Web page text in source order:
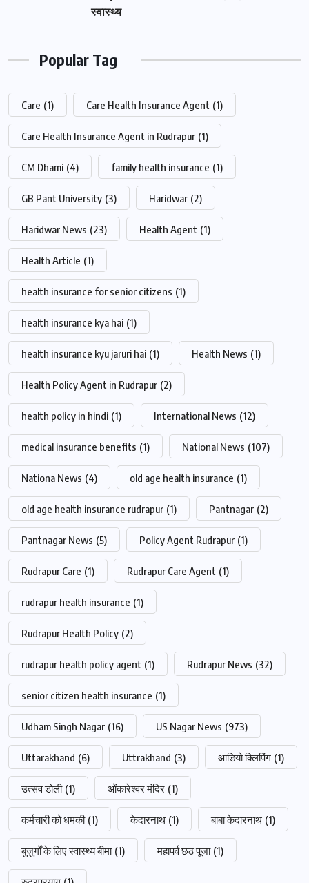
स्वास्थ्य
Popular Tag
Care (1) Care Health Insurance Agent (1)
Care Health Insurance Agent in Rudrapur (1)
CM Dhami (4) family health insurance (1)
GB Pant University (3) Haridwar (2)
Haridwar News (23) Health Agent (1)
Health Article (1)
health insurance for senior citizens (1)
health insurance kya hai (1)
health insurance kyu jaruri hai (1) Health News (1)
Health Policy Agent in Rudrapur (2)
health policy in hindi (1) International News (12)
medical insurance benefits (1) National News (107)
Nationa News (4) old age health insurance (1)
old age health insurance rudrapur (1) Pantnagar (2)
Pantnagar News (5) Policy Agent Rudrapur (1)
Rudrapur Care (1) Rudrapur Care Agent (1)
rudrapur health insurance (1)
Rudrapur Health Policy (2)
rudrapur health policy agent (1) Rudrapur News (32)
senior citizen health insurance (1)
Udham Singh Nagar (16) US Nagar News (973)
Uttarakhand (6) Uttrakhand (3) आडियो क्लिपिंग (1)
उत्सव डोली (1) ओंकारेश्वर मंदिर (1)
कर्मचारी को धमकी (1) केदारनाथ (1) बाबा केदारनाथ (1)
बुज़ुर्गों के लिए स्वास्थ्य बीमा (1) महापर्व छठ पूजा (1)